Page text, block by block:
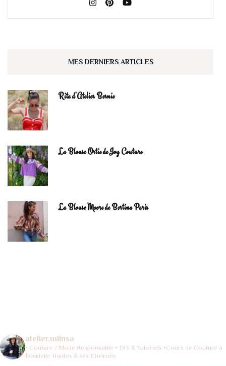
MES DERNIERS ARTICLES
Rita d’Atelier Bernie
La Blouse Ortie de Joy Couture
La Blouse Moore de Bertina Paris
atelier.miinsa
• Couture / Mode Responsable • DIY & Tutoriels •Cours de Couture à
Domicile Nantes & ses Environs